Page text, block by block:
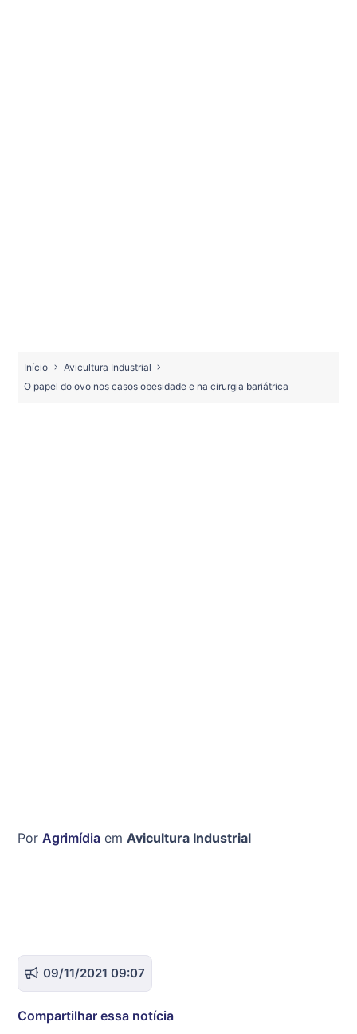
Início
Avicultura Industrial
O papel do ovo nos casos obesidade e na cirurgia bariátrica
Por Agrimídia em Avicultura Industrial
09/11/2021 09:07
Compartilhar essa notícia